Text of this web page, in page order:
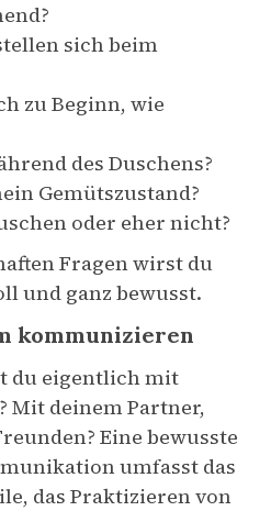
sich beim
zu Beginn, wie
des Duschens?
Gemütszustand?
oder eher nicht?
Fragen wirst du
und ganz bewusst.
kommunizieren
du eigentlich mit
Mit deinem Partner,
Eine bewusste
umfasst das
das Praktizieren von